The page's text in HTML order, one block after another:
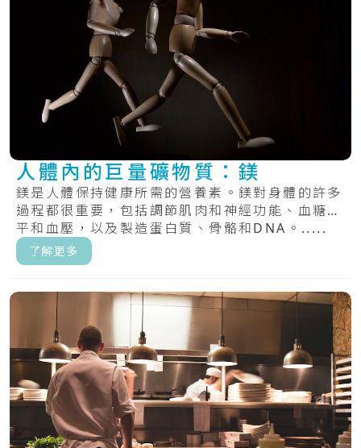
人體內的巨量礦物質：鎂
鎂是人體保持健康所需的營養素。鎂對身體的許多
過程都很重要，包括調節肌肉和神經功能、血糖水
平和血壓，以及製造蛋白質、骨骼和DNA。.....
了解更多